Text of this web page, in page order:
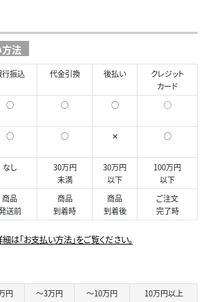
法
行振込 代金引換 後払い
クレジット
カード
○ ○ ○ ◯
○ ○ ✕ ○
なし
30万円
未満
30万円
以下
100万円
以下
商品
送前
商品
到着時
商品
到着後
ご注文
完了時
は「お支払い方法」をご覧ください。
円 ～3万円 ～10万円 10万円以上